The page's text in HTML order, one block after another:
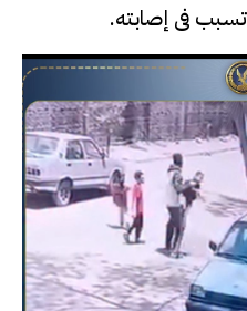
تسبب فى إصابته.